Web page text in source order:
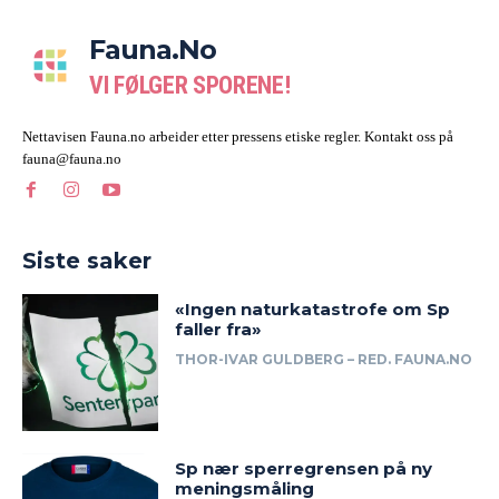
Fauna.no
VI FØLGER SPORENE!
Nettavisen Fauna.no arbeider etter pressens etiske regler. Kontakt oss på
fauna@fauna.no
Siste saker
«Ingen naturkatastrofe om Sp
faller fra»
THOR-IVAR GULDBERG – RED. FAUNA.NO
Sp nær sperregrensen på ny
meningsmåling